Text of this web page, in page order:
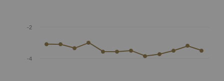
-4
-2